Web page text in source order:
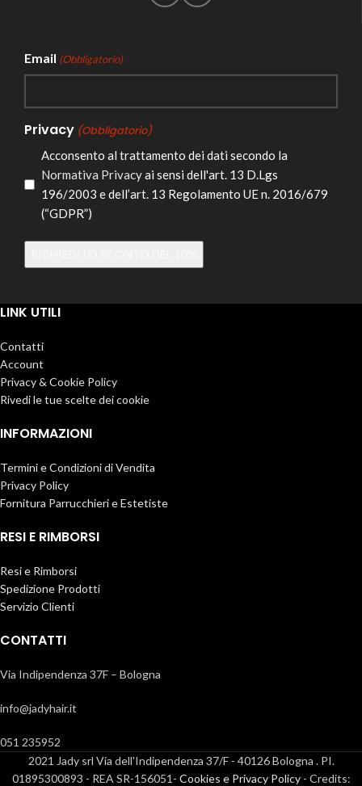
Email (Obbligatorio)
Privacy (Obbligatorio)
Acconsento al trattamento dei dati secondo la
Normativa Privacyai sensi dell'art. 13 D.Lgs
196/2003 e dell’art. 13 Regolamento UE n. 2016/679
(“GDPR”)
LINK UTILI
Contatti
Account
Privacy & Cookie Policy
Rivedi le tue scelte dei cookie
INFORMAZIONI
Termini e Condizioni di Vendita
Privacy Policy
Fornitura Parrucchieri e Estetiste
RESI E RIMBORSI
Resi e Rimborsi
Spedizione Prodotti
Servizio Clienti
CONTATTI
Via Indipendenza 37F – Bologna
info@jadyhair.it
051 235952
2021 Jady srl Via dell'Indipendenza 37/F - 40126 Bologna . PI.
01895300893 - REA SR-156051- Cookies e Privacy Policy- Credits: